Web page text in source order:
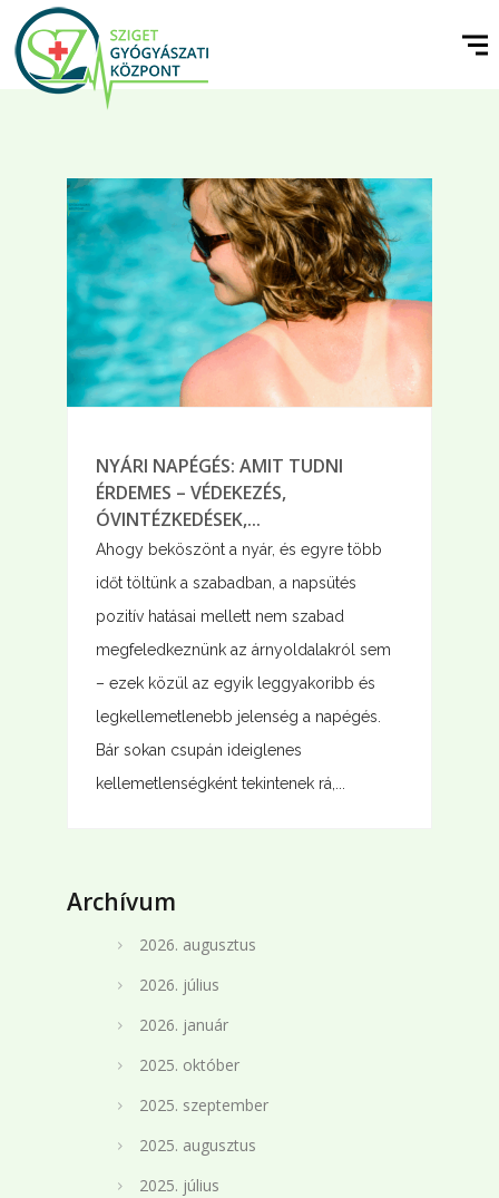
NYÁRI NAPÉGÉS: AMIT TUDNI
ÉRDEMES – VÉDEKEZÉS,
ÓVINTÉZKEDÉSEK,...
Ahogy beköszönt a nyár, és egyre több
időt töltünk a szabadban, a napsütés
pozitív hatásai mellett nem szabad
megfeledkeznünk az árnyoldalakról sem
– ezek közül az egyik leggyakoribb és
legkellemetlenebb jelenség a napégés.
Bár sokan csupán ideiglenes
kellemetlenségként tekintenek rá,...
Archívum
2026. augusztus
2026. július
2026. január
2025. október
2025. szeptember
2025. augusztus
2025. július